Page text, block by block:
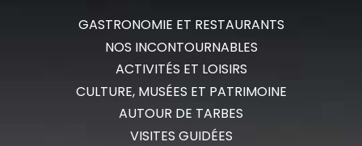
GASTRONOMIE ET RESTAURANTS
NOS INCONTOURNABLES
ACTIVITÉS ET LOISIRS
CULTURE, MUSÉES ET PATRIMOINE
AUTOUR DE TARBES
VISITES GUIDÉES